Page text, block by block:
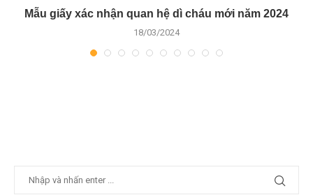
Mẫu giấy xác nhận quan hệ dì cháu mới năm 2024
18/03/2024